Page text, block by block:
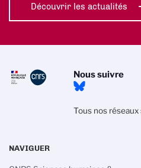
Découvrir les actualités
Nous suivre
Tous nos réseaux
NAVIGUER